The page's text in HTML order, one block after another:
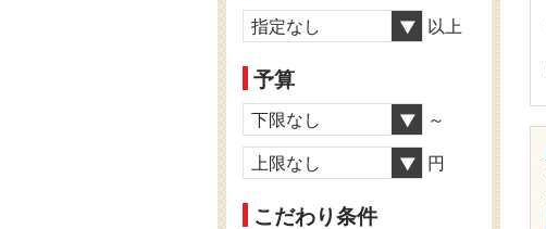
指定なし 以上
予算
下限なし ～
上限なし 円
こだわり条件